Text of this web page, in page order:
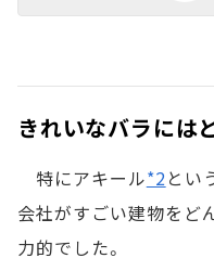
きれいなバラには
特にアキール*2とい
会社がすごい建物をど
力的でした。